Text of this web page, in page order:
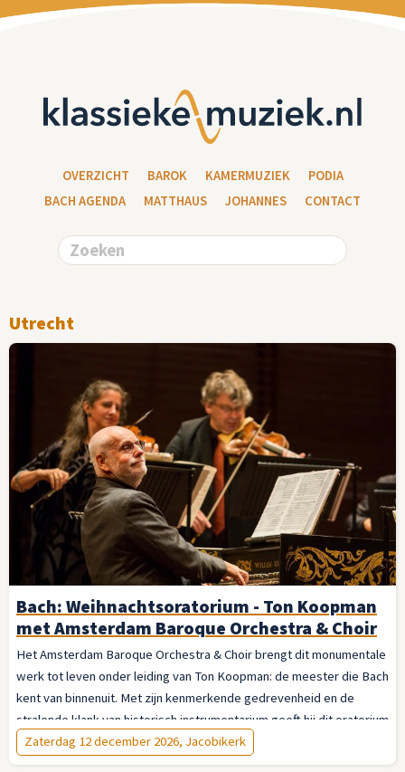
OVERZICHT BAROK KAMERMUZIEK
PODIA
BACH AGENDA
MATTHAUS JOHANNES CONTACT
Utrecht
Bach: Weihnachtsoratorium - Ton Koopman
met Amsterdam Baroque Orchestra & Choir
Het Amsterdam Baroque Orchestra & Choir brengt dit monumentale
werk tot leven onder leiding van Ton Koopman: de meester die Bach
kent van binnenuit. Met zijn kenmerkende gedrevenheid en de
stralende klank van historisch instrumentarium geeft hij dit oratorium
de vanzelfsprekendheid van iets eeuwigs. Laat u meevoeren — van
de jubelende openingskoren tot de stille verwondering van het slot.
Zaterdag 12 december 2026, Jacobikerk